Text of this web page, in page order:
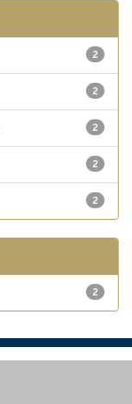
2
2
2
2
2
2